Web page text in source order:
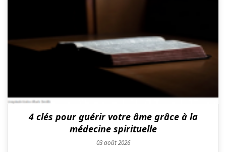
4 clés pour guérir votre âme grâce à la
médecine spirituelle
03 août 2026